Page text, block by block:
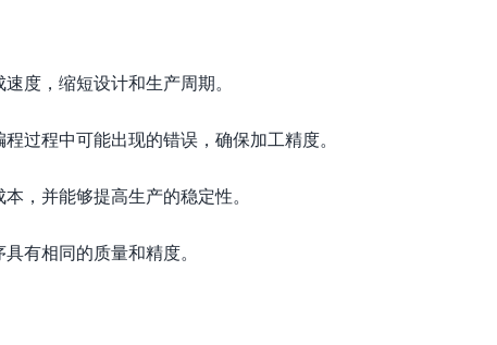
度，缩短设计和生产周期。
过程中可能出现的错误，确保加工精度。
，并能够提高生产的稳定性。
有相同的质量和精度。